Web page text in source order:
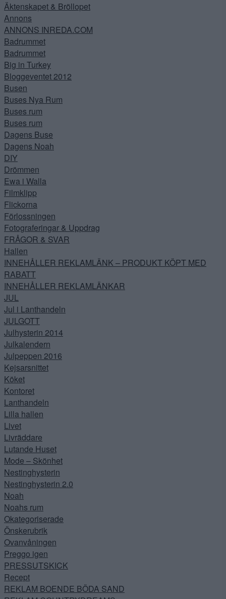
Äktenskapet & Bröllopet
Annons
ANNONS INREDA.COM
Badrummet
Badrummet
Big in Turkey
Bloggeventet 2012
Busen
Buses Nya Rum
Buses rum
Buses rum
Dagens Buse
Dagens Noah
DIY
Drömmen
Ewa i Walla
Filmklipp
Flickorna
Förlossningen
Fotograferingar & Uppdrag
FRÅGOR & SVAR
Hallen
INNEHÅLLER REKLAMLÄNK – PRODUKT KÖPT MED
RABATT
INNEHÅLLER REKLAMLÄNKAR
JUL
Jul i Lanthandeln
JULGOTT
Julhysterin 2014
Julkalendern
Julpeppen 2016
Kejsarsnittet
Köket
Kontoret
Lanthandeln
Lilla hallen
Livet
Livräddare
Lutande Huset
Mode – Skönhet
Nestinghysterin
Nestinghysterin 2.0
Noah
Noahs rum
Okategoriserade
Önskerubrik
Ovanvåningen
Preggo igen
PRESSUTSKICK
Recept
REKLAM BOENDE BÖDA SAND